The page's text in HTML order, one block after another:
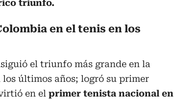
triunfo.
en el tenis en los
el triunfo más grande en la
últimos años; logró su primer
en el primer tenista nacional en